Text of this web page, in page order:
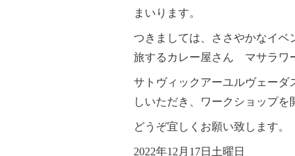
まいります。
つきましては、ささやかなイベ
旅するカレー屋さん マサラワ
サトヴィックアーユルヴェーダ
しいただき、ワークショップを
どうぞ宜しくお願い致します。
2022年12月17日土曜日